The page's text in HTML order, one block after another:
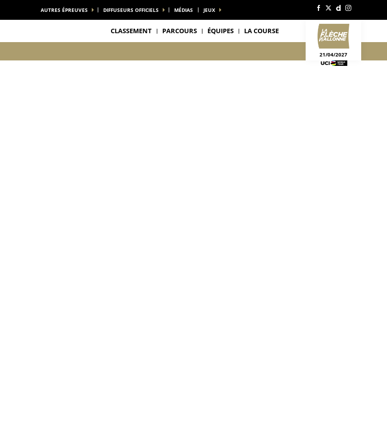
AUTRES ÉPREUVES DIFFUSEURS OFFICIELS MÉDIAS JEUX
CLASSEMENT PARCOURS ÉQUIPES LA COURSE
21/04/2027